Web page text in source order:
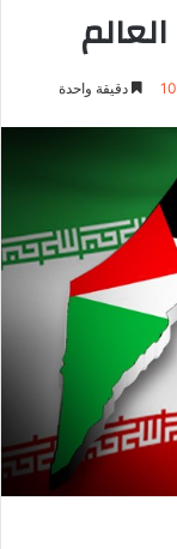
دقيقة واحدة